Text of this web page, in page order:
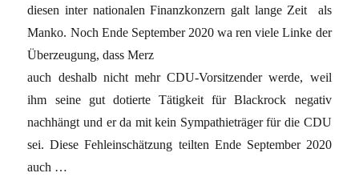
diesen inter nationalen Finanzkonzern galt lange Zeit als
Manko. Noch Ende September 2020 wa ren viele Linke der
Überzeugung, dass Merz
auch deshalb nicht mehr CDU-Vorsitzender werde, weil
ihm seine gut dotierte Tätigkeit für Blackrock negativ
nachhängt und er da mit kein Sympathieträger für die CDU
sei. Diese Fehleinschätzung teilten Ende September 2020
auch …